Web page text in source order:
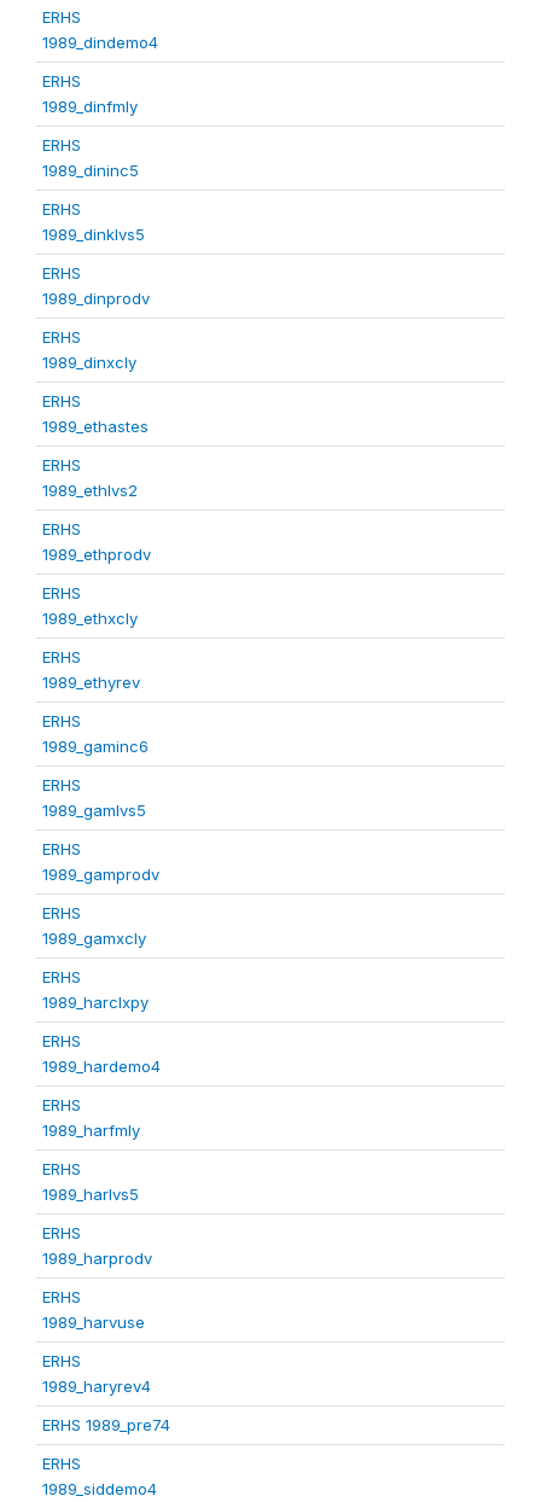
ERHS
1989_dindemo4
ERHS
1989_dinfmly
ERHS
1989_dininc5
ERHS
1989_dinklvs5
ERHS
1989_dinprodv
ERHS
1989_dinxcly
ERHS
1989_ethastes
ERHS
1989_ethlvs2
ERHS
1989_ethprodv
ERHS
1989_ethxcly
ERHS
1989_ethyrev
ERHS
1989_gaminc6
ERHS
1989_gamlvs5
ERHS
1989_gamprodv
ERHS
1989_gamxcly
ERHS
1989_harclxpy
ERHS
1989_hardemo4
ERHS
1989_harfmly
ERHS
1989_harlvs5
ERHS
1989_harprodv
ERHS
1989_harvuse
ERHS
1989_haryrev4
ERHS 1989_pre74
ERHS
1989_siddemo4